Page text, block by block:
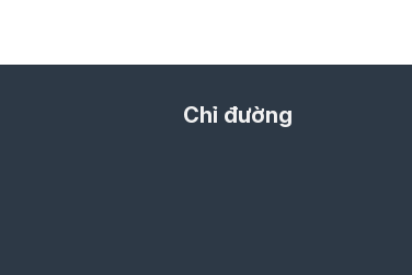
Chỉ đường